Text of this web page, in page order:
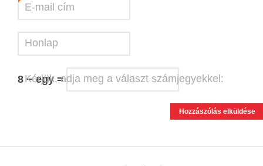
E-mail cím
Honlap
Kérjük, adja meg a választ számjegyekkel:
8 − egy =